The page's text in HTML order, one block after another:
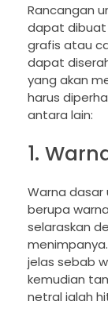
Rancangan
dapat dibuat
grafis atau
dapat
yang akan
harus
antara lain:
1.
Warna dasar
berupa
selaraskan
jelas sebab
kemudian
netral ialah